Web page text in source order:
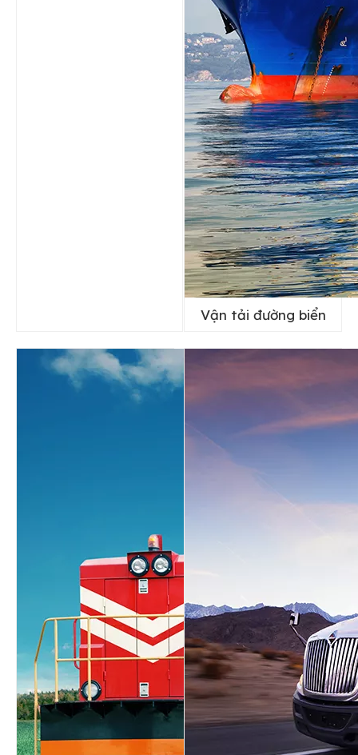
Vận tải đường biển